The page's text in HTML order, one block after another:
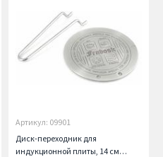
Артикул: 09901
Диск-переходник для
индукционной плиты, 14 см